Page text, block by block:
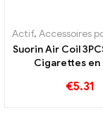
Actif, Accessoires pour
Suorin Air Coil
Cigarettes en
€5.31